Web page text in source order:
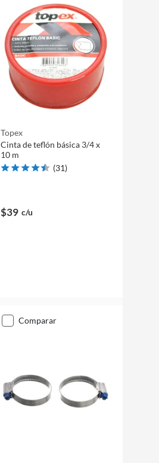
Topex
Cinta de teflón básica 3/4 x
10 m
(31)
$39 c/u
comparar